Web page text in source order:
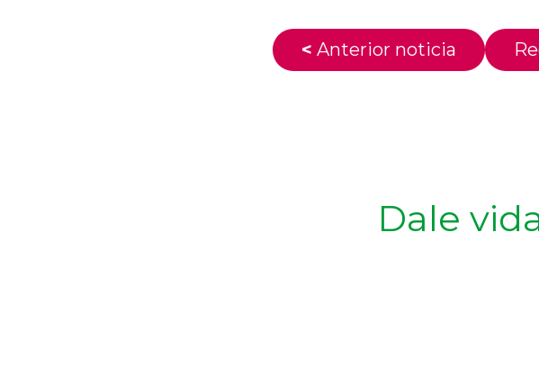
< Anterior noticia
Dale